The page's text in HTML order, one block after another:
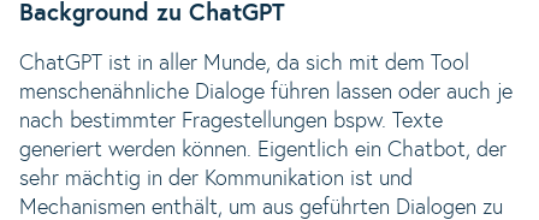
Background zu ChatGPT
ChatGPT ist in aller Munde, da sich mit dem Tool
menschenähnliche Dialoge führen lassen oder auch je
nach bestimmter Fragestellungen bspw. Texte
generiert werden können. Eigentlich ein Chatbot, der
sehr mächtig in der Kommunikation ist und
Mechanismen enthält, um aus geführten Dialogen zu